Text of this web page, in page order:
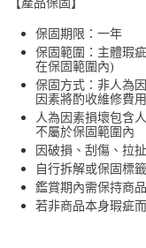
保固期限：一年
保固範圍：主體瑕
在保固範圍內)
保固方式：非人為
因素將酌收維修費用
人為因素損壞包含
不屬於保固範圍內
因破損、刮傷、拉
自行拆解或保固標
鑑賞期內需保持商
若非商品本身瑕疵